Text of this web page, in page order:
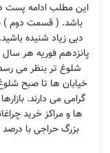
این مطلب ادامه پست
باشد. ( قسمت دوم )
دبی زیاد شنیده
پانزدهم فوریه هر سال
شلوغ تر بنظر می
خیابان ها تا صبح
گرامی می دارند.
ها و مراکز خرید